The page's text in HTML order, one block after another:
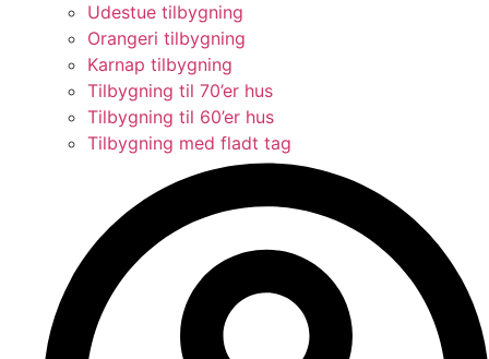
Udestue tilbygning
Orangeri tilbygning
Karnap tilbygning
Tilbygning til 70’er hus
Tilbygning til 60’er hus
Tilbygning med fladt tag